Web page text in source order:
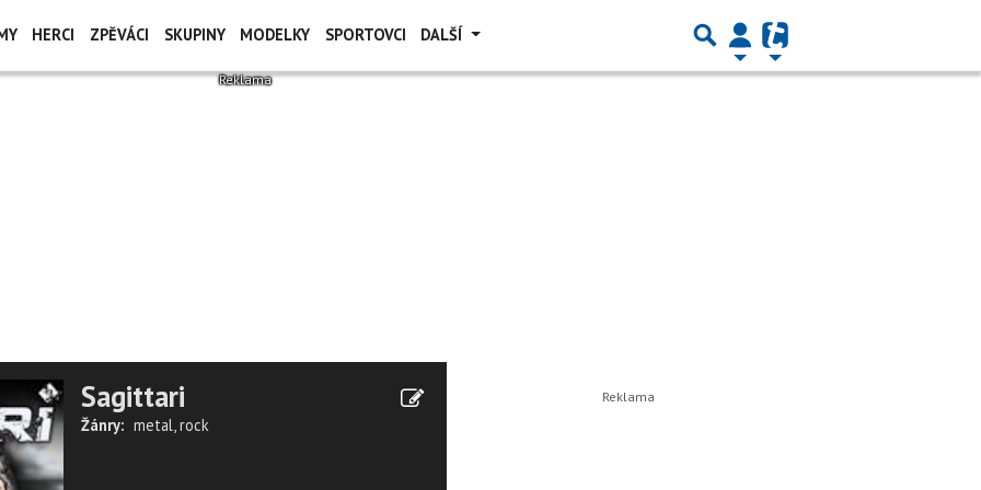
HERCI ZPĚVÁCI SKUPINY MODELKY SPORTOVCI DALŠÍ
Sagittari
Žánry: metal,rock